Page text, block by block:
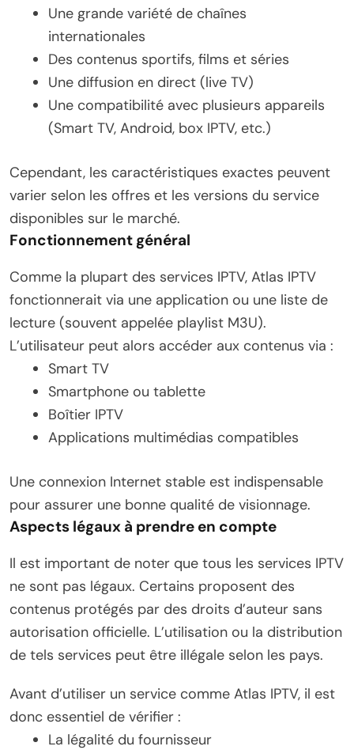
Une grande variété de chaînes
internationales
Des contenus sportifs, films et séries
Une diffusion en direct (live TV)
Une compatibilité avec plusieurs appareils
(Smart TV, Android, box IPTV, etc.)
Cependant, les caractéristiques exactes peuvent
varier selon les offres et les versions du service
disponibles sur le marché.
Fonctionnement général
Comme la plupart des services IPTV, Atlas IPTV
fonctionnerait via une application ou une liste de
lecture (souvent appelée playlist M3U).
L’utilisateur peut alors accéder aux contenus via :
Smart TV
Smartphone ou tablette
Boîtier IPTV
Applications multimédias compatibles
Une connexion Internet stable est indispensable
pour assurer une bonne qualité de visionnage.
Aspects légaux à prendre en compte
Il est important de noter que tous les services IPTV
ne sont pas légaux. Certains proposent des
contenus protégés par des droits d’auteur sans
autorisation officielle. L’utilisation ou la distribution
de tels services peut être illégale selon les pays.
Avant d’utiliser un service comme Atlas IPTV, il est
donc essentiel de vérifier :
La légalité du fournisseur